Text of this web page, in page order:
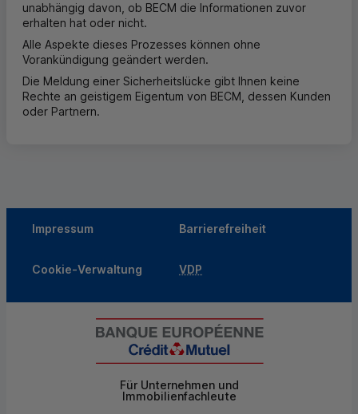
unabhängig davon, ob BECM die Informationen zuvor
erhalten hat oder nicht.
Alle Aspekte dieses Prozesses können ohne
Vorankündigung geändert werden.
Die Meldung einer Sicherheitslücke gibt Ihnen keine
Rechte an geistigem Eigentum von BECM , dessen Kunden
oder Partnern.
Impressum Barrierefreiheit
Cookie-Verwaltung VDP
Für Unternehmen und
Immobilienfachleute